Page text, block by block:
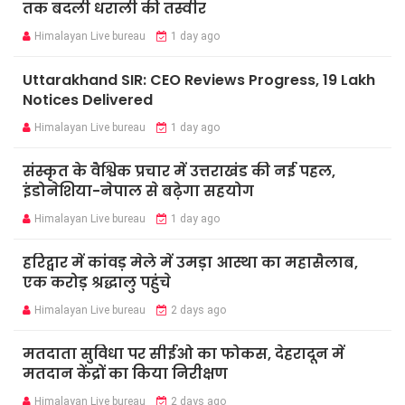
तक बदली धराली की तस्वीर
Himalayan Live bureau 1 day ago
Uttarakhand SIR: CEO Reviews Progress, 19 Lakh
Notices Delivered
Himalayan Live bureau 1 day ago
संस्कृत के वैश्विक प्रचार में उत्तराखंड की नई पहल,
इंडोनेशिया-नेपाल से बढ़ेगा सहयोग
Himalayan Live bureau 1 day ago
हरिद्वार में कांवड़ मेले में उमड़ा आस्था का महासैलाब,
एक करोड़ श्रद्धालु पहुंचे
Himalayan Live bureau 2 days ago
मतदाता सुविधा पर सीईओ का फोकस, देहरादून में
मतदान केंद्रों का किया निरीक्षण
Himalayan Live bureau 2 days ago